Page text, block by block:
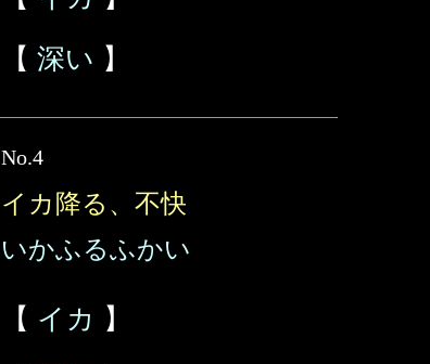
【 深い 】
No.4
イカ降る、不快
いかふるふかい
【 イカ 】